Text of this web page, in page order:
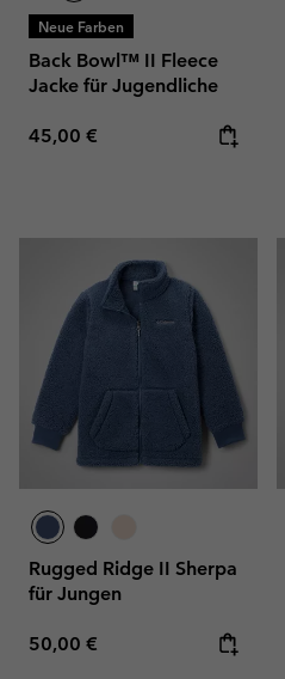
Neue Farben
Back Bowl™ II Fleece
Jacke für Jugendliche
Regular price:
45,00 €
Rugged Ridge II Sherpa
für Jungen
Regular price:
50,00 €